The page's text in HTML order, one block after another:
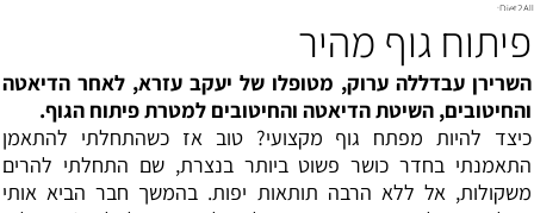
Diet2All:
שמאחורי
המושלם.
פיתוח גוף מהיר
השרירן עבדללה ערוק, מטופלו של יעקב עזרא, לאחר הדיאטה
והחיטובים, השיטת הדיאטה והחיטובים למטרת פיתוח הגוף.
כיצד להיות מפתח גוף מקצועי? טוב אז כשהתחלתי להתאמן
התאמנתי בחדר כושר פשוט ביותר בנצרת, שם התחלתי להרים
משקולות, אל ללא הרבה תותאות יפות. בהמשך חבר הביא אותי